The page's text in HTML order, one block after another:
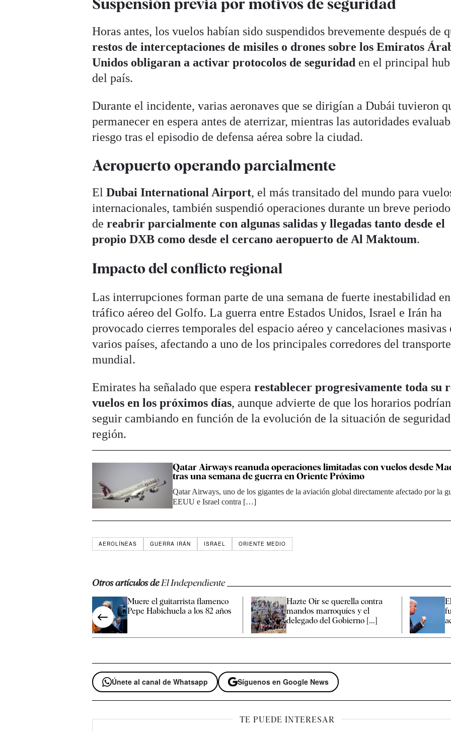
Horas antes, los vuelos habían sido suspendidos brevemente después de
restos de interceptaciones de misiles o drones sobre los Emiratos
Unidos obligaran a activar protocolos de seguridad en el principal hub
del país.
Durante el incidente, varias aeronaves que se dirigían a Dubái tuvieron
permanecer en espera antes de aterrizar, mientras las autoridades
riesgo tras el episodio de defensa aérea sobre la ciudad.
Aeropuerto operando parcialmente
ElDubai International Airport, el más transitado del mundo para
internacionales, también suspendió operaciones durante un breve
dereabrir parcialmente con algunas salidas y llegadas tanto desde el
propio DXB como desde el cercano aeropuerto de Al Maktoum.
Impacto del conflicto regional
Las interrupciones forman parte de una semana de fuerte inestabilidad
tráfico aéreo del Golfo. La guerra entre Estados Unidos, Israel e Irán ha
provocado cierres temporales del espacio aéreo y cancelaciones masivas
varios países, afectando a uno de los principales corredores del
mundial.
Emirates ha señalado que esperarestablecer progresivamente toda su
vuelos en los próximos días, aunque advierte de que los horarios podrían
seguir cambiando en función de la evolución de la situación de
región.
Qatar Airways reanuda operaciones limitadas con vuelos desde
tras una semana de guerra en Oriente Próximo
Qatar Airways, uno de los gigantes de la aviación global directamente afectado por la
EEUU e Israel contra […]
AEROLÍNEAS GUERRA IRÁN ISRAEL ORIENTE MEDIO
Otros artículos deEl Independiente
Muere el guitarrista flamenco
Pepe Habichuela a los 82 años
Hazte Oír se querella contra
mandos marroquíes y el
delegado del Gobierno [...]
Únete al canal de Whatsapp Síguenos en Google News
TE PUEDE INTERESAR